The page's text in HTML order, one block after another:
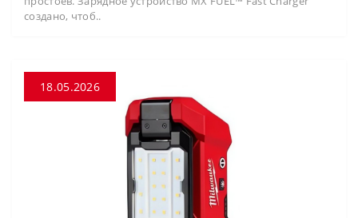
создано, чтоб..
18.05.2026